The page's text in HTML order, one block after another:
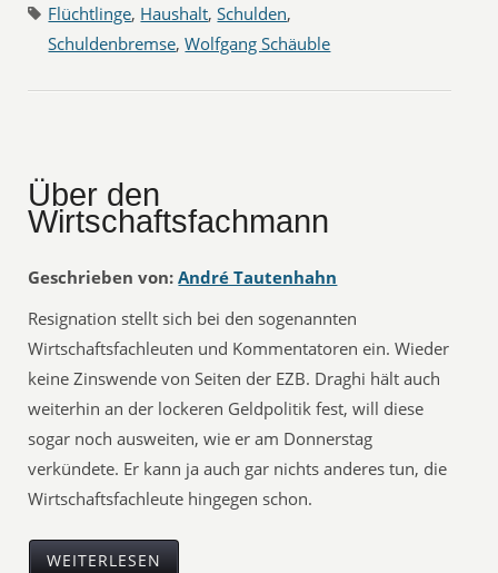
Flüchtlinge, Haushalt,Schulden,
Schuldenbremse,Wolfgang Schäuble
Über den
Wirtschaftsfachmann
Geschrieben von: André Tautenhahn
Resignation stellt sich bei den sogenannten
Wirtschaftsfachleuten und Kommentatoren ein. Wieder
keine Zinswende von Seiten der EZB. Draghi hält auch
weiterhin an der lockeren Geldpolitik fest, will diese
sogar noch ausweiten, wie er am Donnerstag
verkündete. Er kann ja auch gar nichts anderes tun, die
Wirtschaftsfachleute hingegen schon.
WEITERLESEN